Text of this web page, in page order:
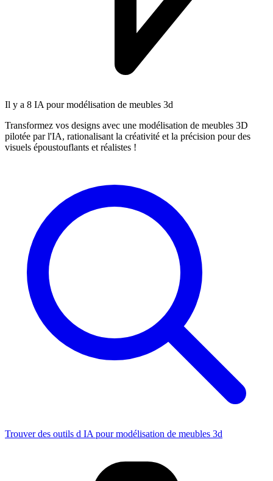
Il y a 8 IA pour modélisation de meubles 3d
Transformez vos designs avec une modélisation de meubles 3D
pilotée par l'IA, rationalisant la créativité et la précision pour des
visuels époustouflants et réalistes !
Trouver des outils d IA pour modélisation de meubles 3d